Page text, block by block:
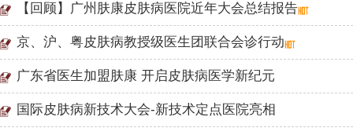
【回顾】广州肤康皮肤病医院近年大会总结报告
京、沪、粤皮肤病教授级医生团联合会诊行动
广东省医生加盟肤康 开启皮肤病医学新纪元
国际皮肤病新技术大会-新技术定点医院亮相